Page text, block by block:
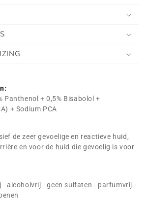
Panthenol + 0,5% Bisabolol +
+ Sodium PCA
de zeer gevoelige en reactieve huid,
en voor de huid die gevoelig is voor
- alcoholvrij - geen sulfaten - parfumvrij -